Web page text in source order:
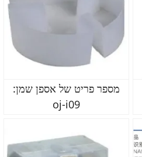
מספר פריט של אספן שמן:
oj-i09